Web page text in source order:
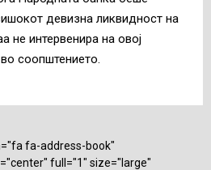
девизна ликвидност на
не интервенира на овој
соопштението.
fa-address-book"
full="1" size="large"